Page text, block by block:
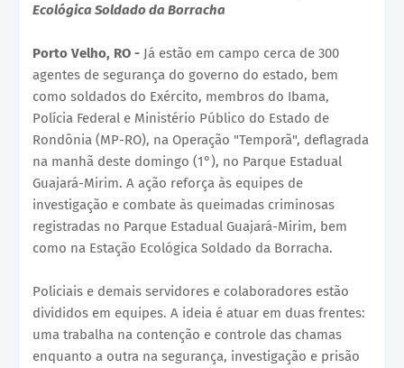
Ecológica Soldado da Borracha
Porto Velho, RO - Já estão em campo cerca de 300
agentes de segurança do governo do estado, bem
como soldados do Exército, membros do Ibama,
Polícia Federal e Ministério Público do Estado de
Rondônia (MP-RO), na Operação "Temporã", deflagrada
na manhã deste domingo (1°), no Parque Estadual
Guajará-Mirim. A ação reforça às equipes de
investigação e combate às queimadas criminosas
registradas no Parque Estadual Guajará-Mirim, bem
como na Estação Ecológica Soldado da Borracha.
Policiais e demais servidores e colaboradores estão
divididos em equipes. A ideia é atuar em duas frentes:
uma trabalha na contenção e controle das chamas
enquanto a outra na segurança, investigação e prisão